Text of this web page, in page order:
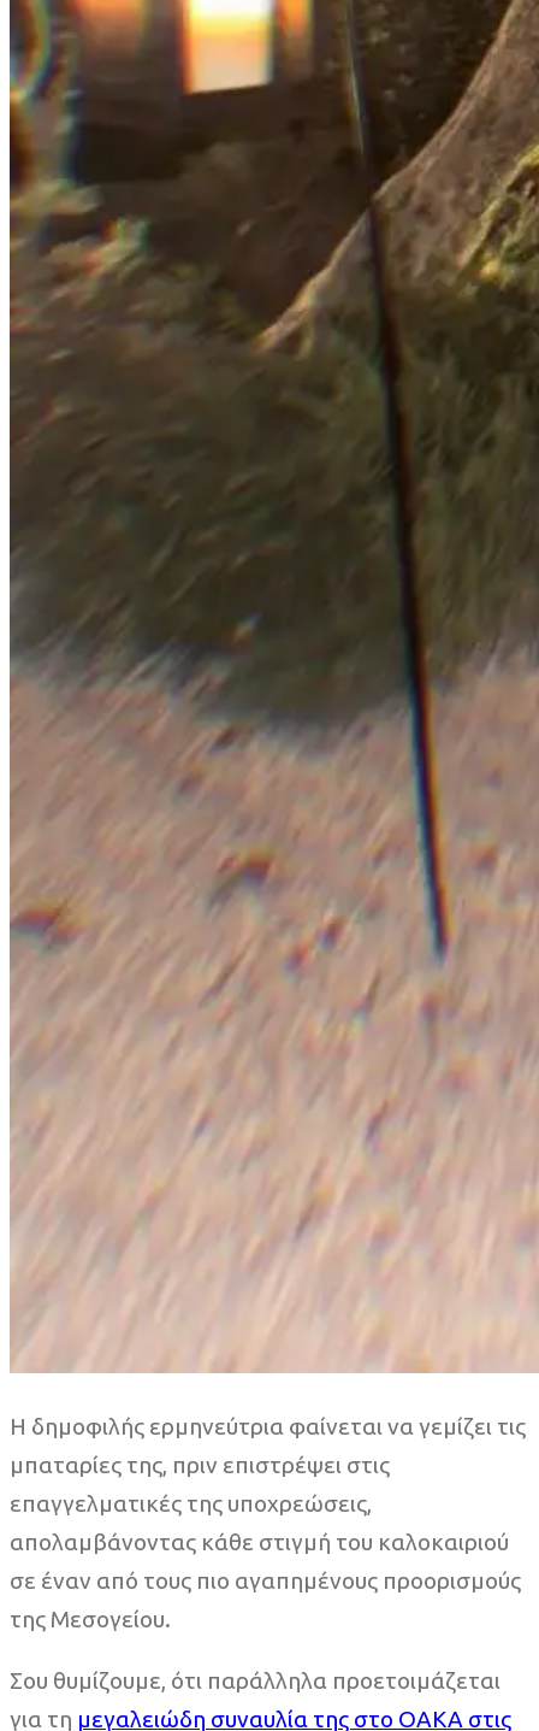
Η δημοφιλής ερμηνεύτρια φαίνεται να γεμίζει τις
μπαταρίες της, πριν επιστρέψει στις
επαγγελματικές της υποχρεώσεις,
απολαμβάνοντας κάθε στιγμή του καλοκαιριού
σε έναν από τους πιο αγαπημένους προορισμούς
της Μεσογείου.
Σου θυμίζουμε, ότι παράλληλα προετοιμάζεται
για τη μεγαλειώδη συναυλία της στο ΟΑΚΑ στις